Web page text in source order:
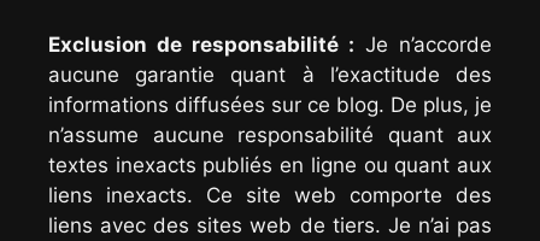
Exclusion de responsabilité : Je n’accorde
aucune garantie quant à l’exactitude des
informations diffusées sur ce blog. De plus, je
n’assume aucune responsabilité quant aux
textes inexacts publiés en ligne ou quant aux
liens inexacts. Ce site web comporte des
liens avec des sites web de tiers. Je n’ai pas